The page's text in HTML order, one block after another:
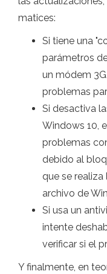
matices:
Si tiene una
parámetros
un módem
problemas
Si desactiva
Windows 10,
problemas
debido al
que se realiza
archivo de
Si usa un
intente
verificar si el
Y finalmente, en